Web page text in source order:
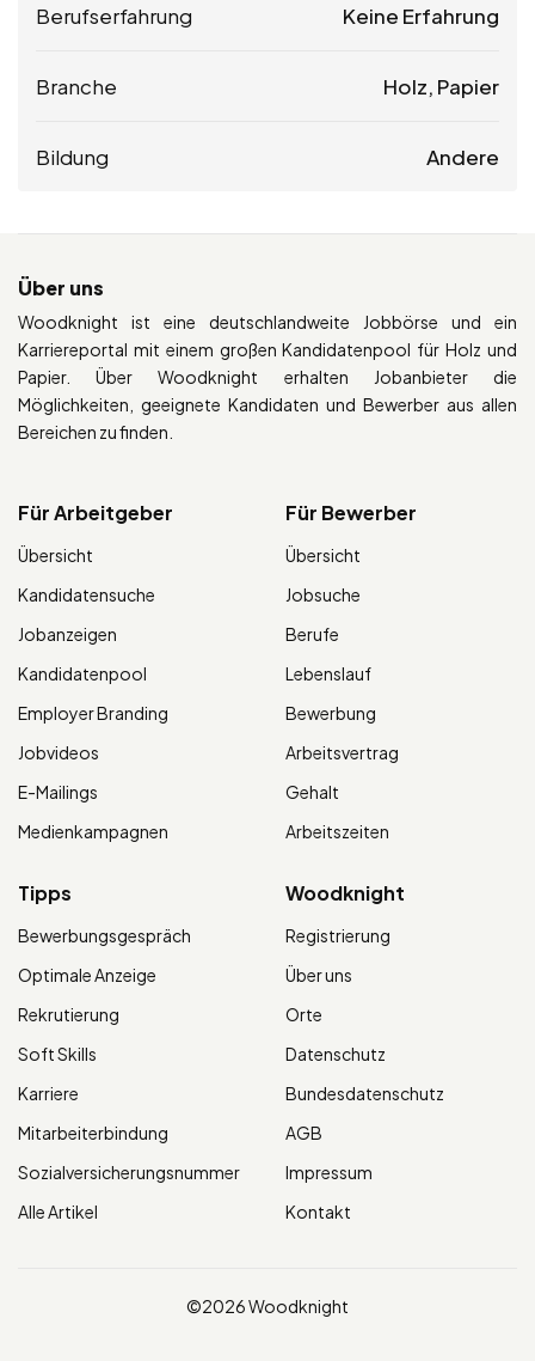
Berufserfahrung Keine Erfahrung
Branche Holz, Papier
Bildung Andere
Über uns
Woodknight ist eine deutschlandweite Jobbörse und ein
Karriereportal mit einem großen Kandidatenpool für Holz und
Papier. Über Woodknight erhalten Jobanbieter die
Möglichkeiten, geeignete Kandidaten und Bewerber aus allen
Bereichen zu finden.
Für Arbeitgeber
Übersicht
Kandidatensuche
Jobanzeigen
Kandidatenpool
Employer Branding
Jobvideos
E-Mailings
Medienkampagnen
Für Bewerber
Übersicht
Jobsuche
Berufe
Lebenslauf
Bewerbung
Arbeitsvertrag
Gehalt
Arbeitszeiten
Tipps
Bewerbungsgespräch
Optimale Anzeige
Rekrutierung
Soft Skills
Karriere
Mitarbeiterbindung
Sozialversicherungsnummer
Alle Artikel
Woodknight
Registrierung
Über uns
Orte
Datenschutz
Bundesdatenschutz
AGB
Impressum
Kontakt
©2026 Woodknight